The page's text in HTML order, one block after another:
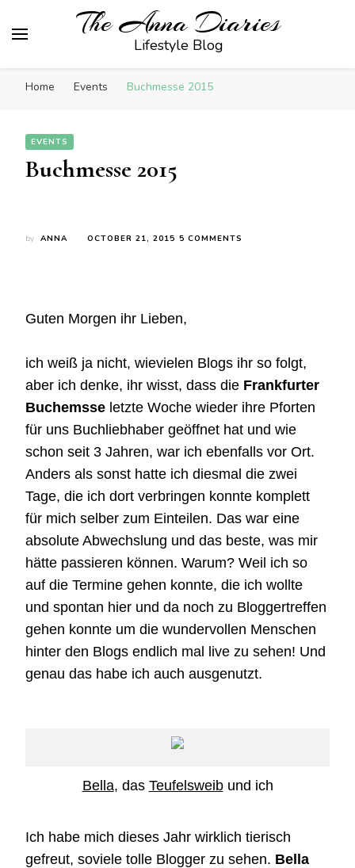
The Anna Diaries
Lifestyle Blog
Home Events Buchmesse 2015
EVENTS
Buchmesse 2015
by ANNA OCTOBER 21, 2015 5 COMMENTS
Guten Morgen ihr Lieben,
ich weiß ja nicht, wievielen Blogs ihr so folgt,
aber ich denke, ihr wisst, dass die Frankfurter
Buchemsse letzte Woche wieder ihre Pforten
für uns Buchliebhaber geöffnet hat und wie
schon seit 3 Jahren, war ich ebenfalls vor Ort.
Anders als sonst hatte ich diesmal die zwei
Tage, die ich dort verbringen konnte komplett
für mich selber zum Einteilen. Das war eine
absolute Abwechslung und das beste, was mir
hätte passieren können. Warum? Weil ich so
auf die Termine gehen konnte, die ich wollte
und spontan hier und da noch zu Bloggertreffen
gehen konnte um die wundervollen Menschen
hinter den Blogs endlich mal live zu sehen! Und
genau das habe ich auch ausgenutzt.
Bella, das Teufelsweibund ich
Ich habe mich dieses Jahr wirklich tierisch
gefreut, soviele tolle Blogger zu sehen. Bella